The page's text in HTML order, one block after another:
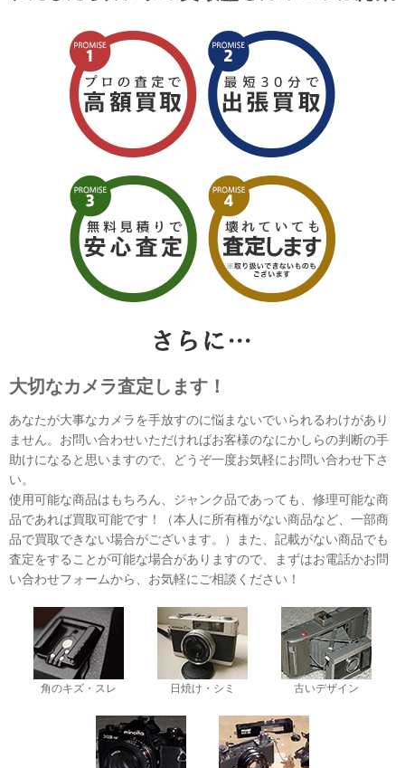
大切なカメラ査定します！
あなたが大事なカメラを手放すのに悩まないでいられるわけがあり
ません。お問い合わせいただければお客様のなにかしらの判断の手
助けになると思いますので、どうぞ一度お気軽にお問い合わせ下さ
い。
使用可能な商品はもちろん、ジャンク品であっても、修理可能な商
品であれば買取可能です！（本人に所有権がない商品など、一部商
品で買取できない場合がございます。）また、記載がない商品でも
査定をすることが可能な場合がありますので、まずはお電話かお問
い合わせフォームから、お気軽にご相談ください！
角のキズ・スレ 日焼け・シミ 古いデザイン